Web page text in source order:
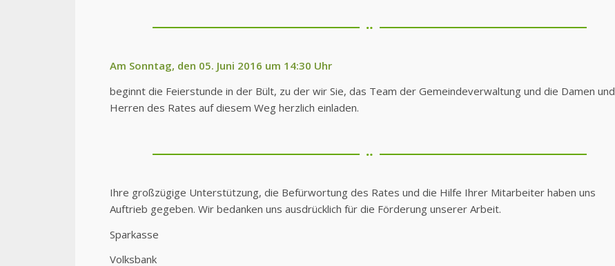
Am Sonntag, den 05. Juni 2016 um 14:30 Uhr
beginnt die Feierstunde in der Bült, zu der wir Sie, das Team der Gemeindeverwaltung und die Damen und
Herren des Rates auf diesem Weg herzlich einladen.
Ihre großzügige Unterstützung, die Befürwortung des Rates und die Hilfe Ihrer Mitarbeiter haben uns
Auftrieb gegeben. Wir bedanken uns ausdrücklich für die Förderung unserer Arbeit.
Sparkasse
Volksbank